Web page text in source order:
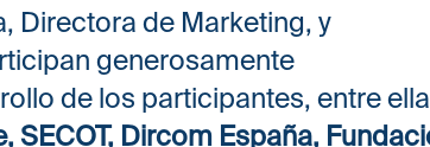
Directora de Marketing, y
generosamente
de los participantes, entre
SECOT, Dircom España,